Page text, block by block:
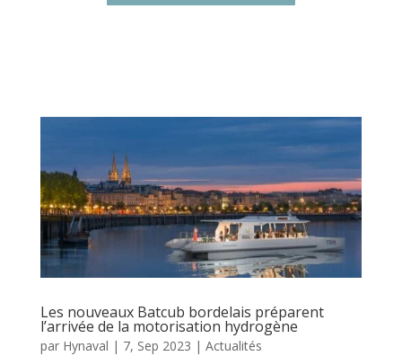
Les nouveaux Batcub bordelais préparent
l’arrivée de la motorisation hydrogène
par Hynaval | 7, Sep 2023 | Actualités